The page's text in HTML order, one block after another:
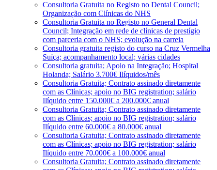
Consultoria Gratuita no Registo no Dental Council;
Organização com Clínicas do NHS
Consultoria Gratuita no Registo no General Dental
Council; Integração em rede de clínicas de prestígio
com parceria com o NHS; evolução na carreia
Consultoria gratuita registo do curso na Cruz Vermelha
Suíça; acompanhamento local; várias cidades
Consultoria gratuita; Apoio na Integração; Hospital
Holanda; Salário 3.700€ Ilíquidos/mês
Consultoria Gratuita; Contrato assinado diretamente
com as Clínicas; apoio no BIG registration; salário
Ilíquido entre 150.000€ a 200.000€ anual
Consultoria Gratuita; Contrato assinado diretamente
com as Clínicas; apoio no BIG registration; salário
Ilíquido entre 60.000€ a 80.000€ anual
Consultoria Gratuita; Contrato assinado diretamente
com as Clínicas; apoio no BIG registration; salário
Ilíquido entre 70.000€ a 100.000€ anual
Consultoria Gratuita; Contrato assinado diretamente